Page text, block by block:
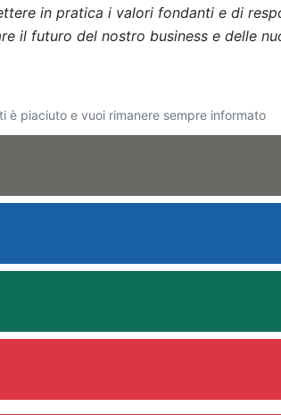
in pratica i valori fondanti e di
il futuro del nostro business e delle
è piaciuto e vuoi rimanere sempre informato